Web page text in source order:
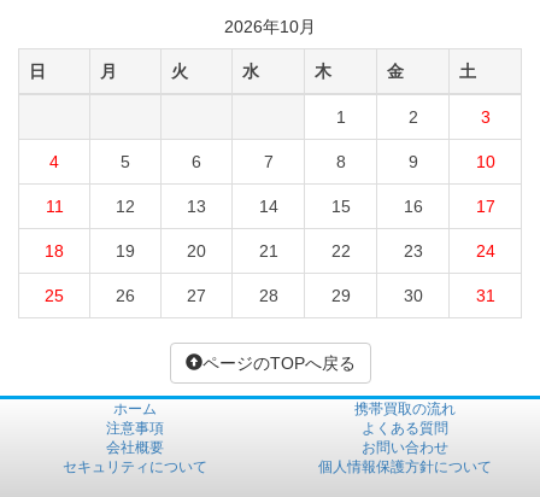
2026年10月
日 月 火 水 木 金 土
1 2 3
4 5 6 7 8 9 10
11 12 13 14 15 16 17
18 19 20 21 22 23 24
25 26 27 28 29 30 31
ページのTOPへ戻る
ホーム
携帯買取の流れ
注意事項
よくある質問
会社概要
お問い合わせ
セキュリティについて
個人情報保護方針について